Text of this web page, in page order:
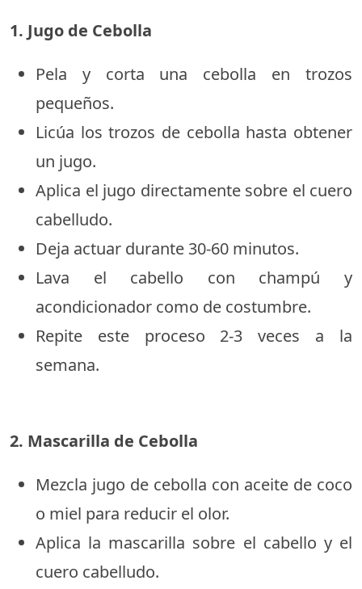
1. Jugo de Cebolla
Pela y corta una cebolla en trozos
pequeños.
Licúa los trozos de cebolla hasta obtener
un jugo.
Aplica el jugo directamente sobre el cuero
cabelludo.
Deja actuar durante 30-60 minutos.
Lava el cabello con champú y
acondicionador como de costumbre.
Repite este proceso 2-3 veces a la
semana.
2. Mascarilla de Cebolla
Mezcla jugo de cebolla con aceite de coco
o miel para reducir el olor.
Aplica la mascarilla sobre el cabello y el
cuero cabelludo.